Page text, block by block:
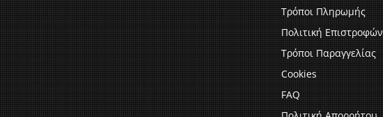
Τρόποι Πληρωμής
Πολιτική Επιστροφών
Τρόποι Παραγγελίας
Cookies
FAQ